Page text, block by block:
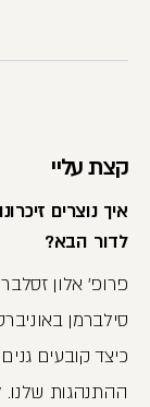
קצת עליי
איך נוצרים
לדור הבא?
פרופ' אלון
סילברמן
כיצד קובעים
ההתנהגות שלנו.